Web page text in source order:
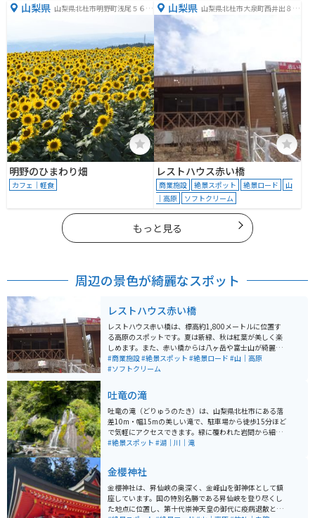
山梨県 山梨県北杜市明野町浅尾５６６
明野のひまわり畑
カフェ｜軽食
山梨県 山梨県北杜市大泉町西井出８２
レストハウス赤い橋
商業施設 絶景スポット 絶景ロード
山
｜高原
ソフトクリーム
もっと見る
周辺の景色が綺麗なスポット
レストハウス赤い橋
レストハウス赤い橋は、標高約1,800メートルに位置す
る高原のスポットです。夏は新緑、秋は紅葉が美しく楽
しめます。また、赤い橋からは八ヶ岳や富士山が綺麗に
見えるため、橋下を上空から眺めることができる貴重な
スポットです。 レストハウス赤い橋では、有名なソフト
ます。
#商業施設#絶景スポット #絶景ロード #山｜高原
#ソフトクリーム
吐竜の滝
吐竜の滝（どりゅうのたき）は、山梨県北杜市にある落
差10m・幅15mの美しい滝で、駐車場から徒歩15分ほど
で気軽にアクセスできます。緑に覆われた岩間から細い
流れが幾重にも落ちる姿は神秘的で、「竜が吐く滝」の
がら自然散策が楽しめます。 さらに進めば、紅葉で有名
な東沢大橋（赤い橋）へも通じ、半日ほどのハイキング
にも最適。道は比較的歩きやすく、バイクで訪れる場合
も駐車しやすいポイントがあり、ツーリング途中の立ち
#絶景スポット #湖｜川｜滝
金櫻神社
金櫻神社は、昇仙峡の奥深く、金峰山を御神体として鎮
座しています。国の特別名勝である昇仙峡を登り尽くし
た地点に位置し、第十代崇神天皇の御代に疫病退散と万